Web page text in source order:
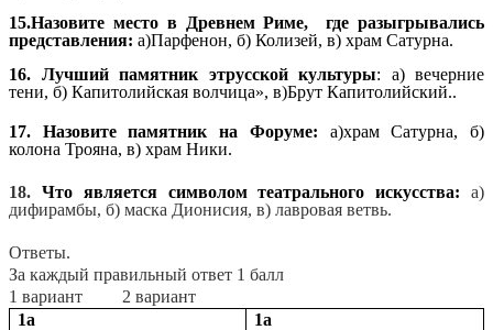
15.Назовите место в Древнем Риме, где разыгрывались
представления: а)Парфенон, б) Колизей, в) храм Сатурна.
16. Лучший памятник этрусской культуры: а) вечерние
тени, б) Капитолийская волчица», в)Брут Капитолийский..
17. Назовите памятник на Форуме: а)храм Сатурна, б)
колона Трояна, в) храм Ники.
18. Что является символом театрального искусства: а)
дифирамбы, б) маска Дионисия, в) лавровая ветвь.
Ответы.
За каждый правильный ответ 1 балл
1 вариант 2 вариант
1а
1а